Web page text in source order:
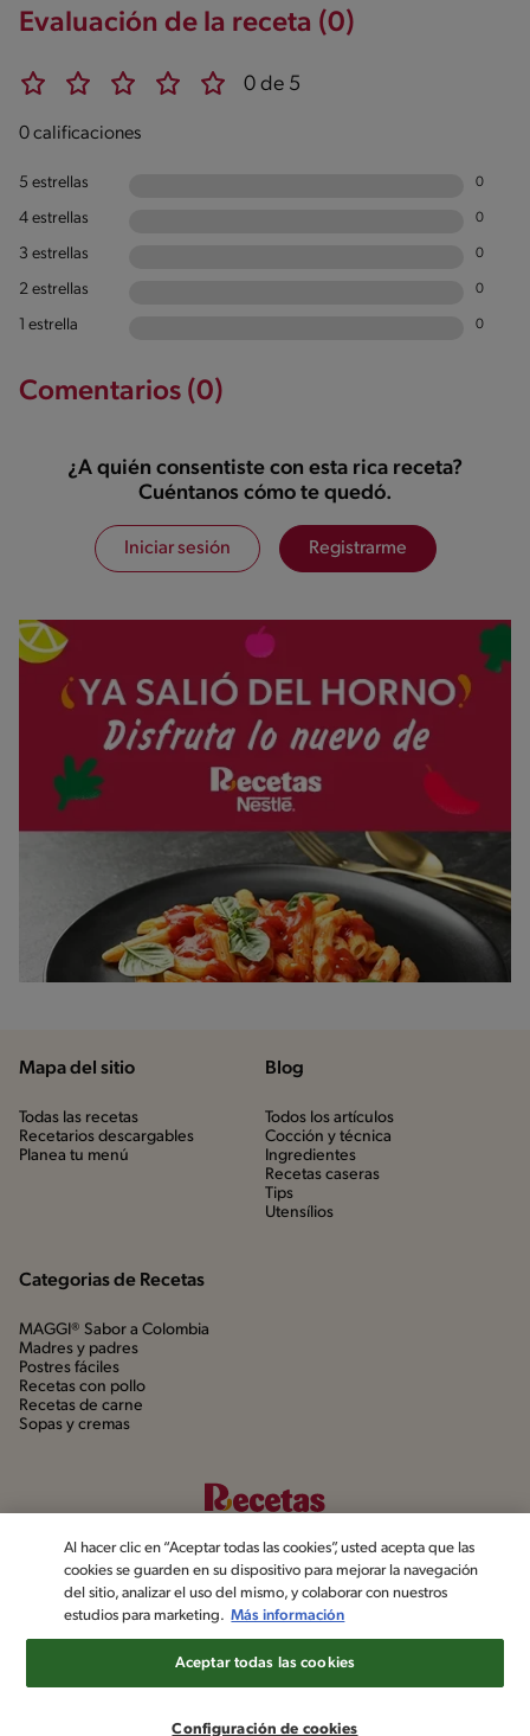
Evaluación de la receta (0)
0 de 5
0 calificaciones
5 estrellas 0
4 estrellas 0
3 estrellas 0
2 estrellas 0
1 estrella 0
Comentarios (0)
¿A quién consentiste con esta rica receta?
Cuéntanos cómo te quedó.
Iniciar sesión Registrarme
Mapa del sitio
Todas las recetas
Recetarios descargables
Planea tu menú
Blog
Todos los artículos
Cocción y técnica
Ingredientes
Recetas caseras
Tips
Utensílios
Categorias de Recetas
MAGGI® Sabor a Colombia
Madres y padres
Postres fáciles
Recetas con pollo
Recetas de carne
Sopas y cremas
©2022, Nestlé. Marcas registradas por Société dels Produits Nestlé,
S.A. Vevey (Suiza)
Términos y condiciones
Configuración de cookies
Al hacer clic en “Aceptar todas las cookies”, usted acepta que las
cookies se guarden en su dispositivo para mejorar la navegación
del sitio, analizar el uso del mismo, y colaborar con nuestros
estudios para marketing. Más información
Configuración de cookies
Aceptar todas las cookies